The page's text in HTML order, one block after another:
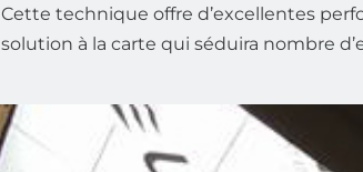
Cette technique offre d’excellentes
solution à la carte qui séduira nombre